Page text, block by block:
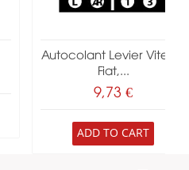
Autocolant Levier Vitesse
Fiat,...
9,73 €
ADD TO CART